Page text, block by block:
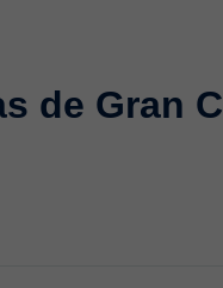
de Gran